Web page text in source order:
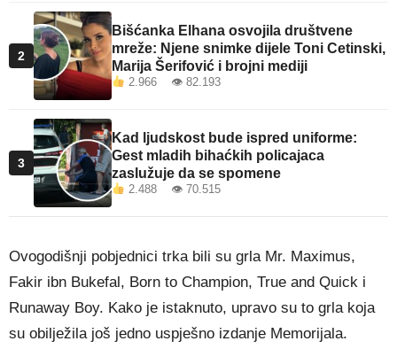
2
Bišćanka Elhana osvojila društvene
mreže: Njene snimke dijele Toni Cetinski,
Marija Šerifović i brojni mediji
2.966 👁 82.193
3
Kad ljudskost bude ispred uniforme:
Gest mladih bihaćkih policajaca
zaslužuje da se spomene
2.488 👁 70.515
Ovogodišnji pobjednici trka bili su grla Mr. Maximus,
Fakir ibn Bukefal, Born to Champion, True and Quick i
Runaway Boy. Kako je istaknuto, upravo su to grla koja
su obilježila još jedno uspješno izdanje Memorijala.